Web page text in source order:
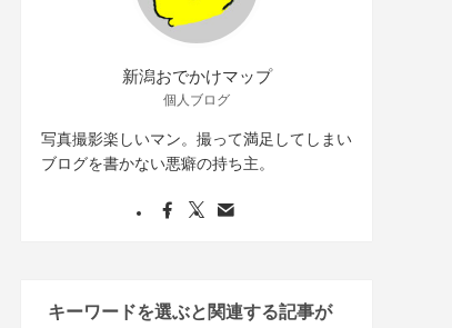
新潟おでかけマップ
個人ブログ
写真撮影楽しいマン。撮って満足してしまい
ブログを書かない悪癖の持ち主。
キーワードを選ぶと関連する記事が